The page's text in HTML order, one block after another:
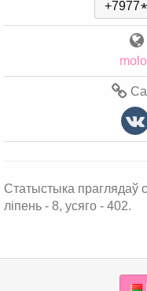
+7977*
Статыстыка праглядаў
ліпень - 8, усяго - 402.